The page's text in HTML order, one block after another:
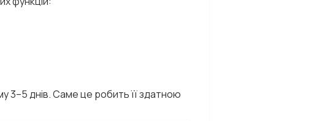
3–5 днів. Саме це робить її здатною